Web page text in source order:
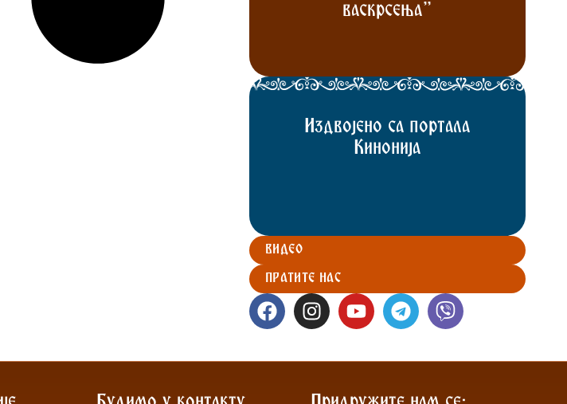
васкрсења"
Издвојено са портала
Кинонија
ВИДЕО
ПРАТИТЕ НАС